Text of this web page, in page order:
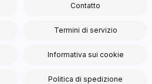
Contatto
Termini di servizio
Informativa sui cookie
Politica di spedizione